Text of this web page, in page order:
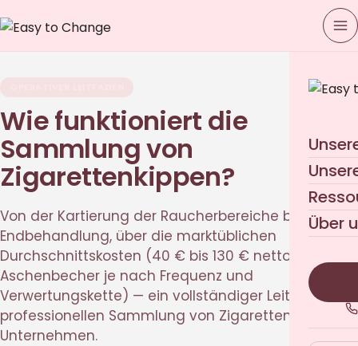
Über
Wie funktioniert die
Sammlung von
Zigarettenkippen?
Von der Kartierung der Raucherbereiche bis zur
Endbehandlung, über die marktüblichen
Durchschnittskosten (40 € bis 130 € netto pro
Aschenbecher je nach Frequenz und
Verwertungskette) — ein vollständiger Leitfaden zur
professionellen Sammlung von Zigarettenkippen im
Unternehmen.